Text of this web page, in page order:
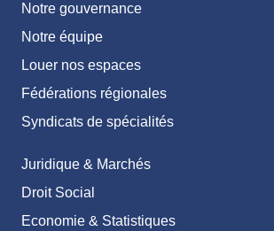
Notre gouvernance
Notre équipe
Louer nos espaces
Fédérations régionales
Syndicats de spécialités
Juridique & Marchés
Droit Social
Economie & Statistiques